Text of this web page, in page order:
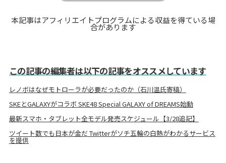
本記事はアフィリエイトプログラムによる収益を得ている場
合があります
この記事の編集者は以下の記事をオススメしています
レノボはなぜモトローラが必要だったのか（石川温氏寄稿）
SKEとGALAXYがコラボ SKE48 Special GALAXY of DREAMS始動
最新スマホ・タブレット全モデル発売スケジュール【3/28追記】
ツイート数でも日本が金だ Twitterがソチ五輪の白熱がわかるサービス
を提供